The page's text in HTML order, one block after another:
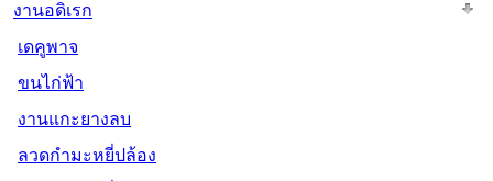
งานอดิเรก
เดคูพาจ
ขนไก่ฟ้า
งานแกะยางลบ
ลวดกำมะหยี่ปล้อง